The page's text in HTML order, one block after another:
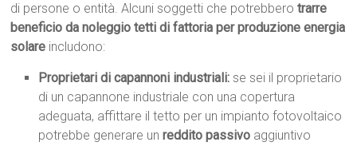
di persone o entità. Alcuni soggetti che potrebberotrarre
beneficio da noleggio tetti di fattoria per produzione energia
solare includono:
Proprietari di capannoni industriali: se sei il proprietario
di un capannone industriale con una copertura
adeguata, affittare il tetto per un impianto fotovoltaico
potrebbe generare unreddito passivo aggiuntivo